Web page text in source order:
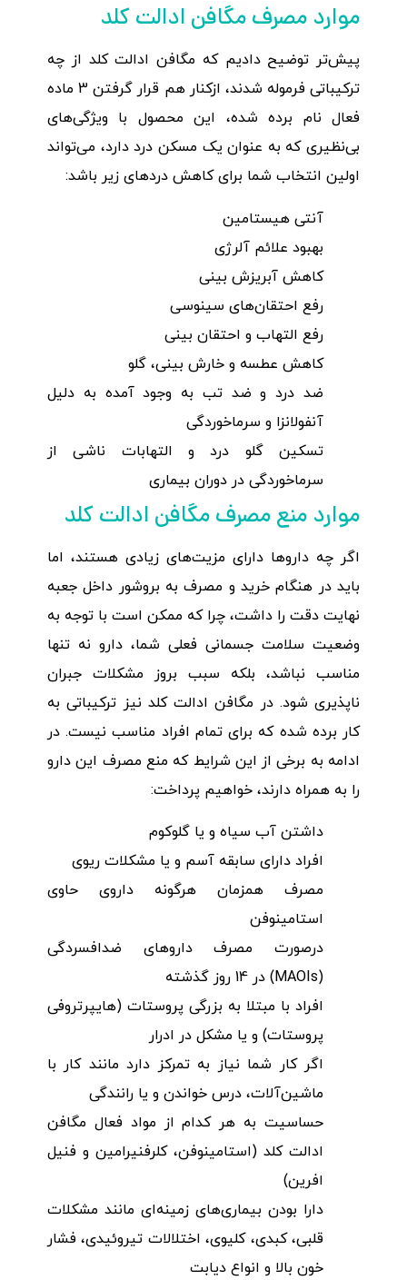
موارد مصرف مگافن ادالت کلد
پیش‌تر توضیح دادیم که مگافن ادالت کلد از چه
ترکیباتی فرموله شدند، ازکنار هم قرار گرفتن 3 ماده
فعال نام برده شده، این محصول با ویژگی‌های
بی‌نظیری که به عنوان یک مسکن درد دارد، می‌تواند
اولین انتخاب شما برای کاهش دردهای زیر باشد:
آنتی هیستامین
بهبود علائم آلرژی
کاهش آبریزش بینی
رفع احتقان‌های سینوسی
رفع التهاب و احتقان بینی
کاهش عطسه و خارش بینی، گلو
ضد درد و ضد تب به وجود آمده به دلیل
آنفولانزا و سرماخوردگی
تسکین گلو درد و التهابات ناشی از
سرماخوردگی در دوران بیماری
موارد منع مصرف مگافن ادالت کلد
اگر چه داروها دارای مزیت‌های زیادی هستند، اما
باید در هنگام خرید و مصرف به بروشور داخل جعبه
نهایت دقت را داشت، چرا که ممکن است با توجه به
وضعیت سلامت جسمانی فعلی شما، دارو نه تنها
مناسب نباشد، بلکه سبب بروز مشکلات جبران
ناپذیری شود. در مگافن ادالت کلد نیز ترکیباتی به
کار برده شده که برای تمام افراد مناسب نیست. در
ادامه به برخی از این شرایط که منع مصرف این دارو
را به همراه دارند، خواهیم پرداخت:
داشتن آب سیاه و یا گلوکوم
افراد دارای سابقه آسم و یا مشکلات ریوی
مصرف همزمان هرگونه داروی حاوی
استامینوفن
درصورت مصرف داروهای ضدافسردگی
(MAOIs) در 14 روز گذشته
افراد با مبتلا به بزرگی پروستات (هایپرتروفی
پروستات) و یا مشکل در ادرار
اگر کار شما نیاز به تمرکز دارد مانند کار با
ماشین‌آلات، درس خواندن و یا رانندگی
حساسیت به هر کدام از مواد فعال مگافن
ادالت کلد (استامینوفن، کلرفنیرامین و فنیل
افرین)
دارا بودن بیماری‌های زمینه‌ای مانند مشکلات
قلبی، کبدی، کلیوی، اختلالات تیروئیدی، فشار
خون بالا و انواع دیابت